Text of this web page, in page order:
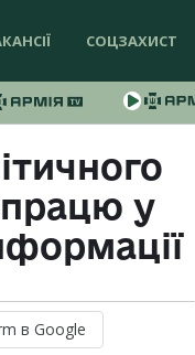
СОЦЗАХИСТ
у
в Google